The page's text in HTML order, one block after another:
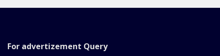
For advertizement Query